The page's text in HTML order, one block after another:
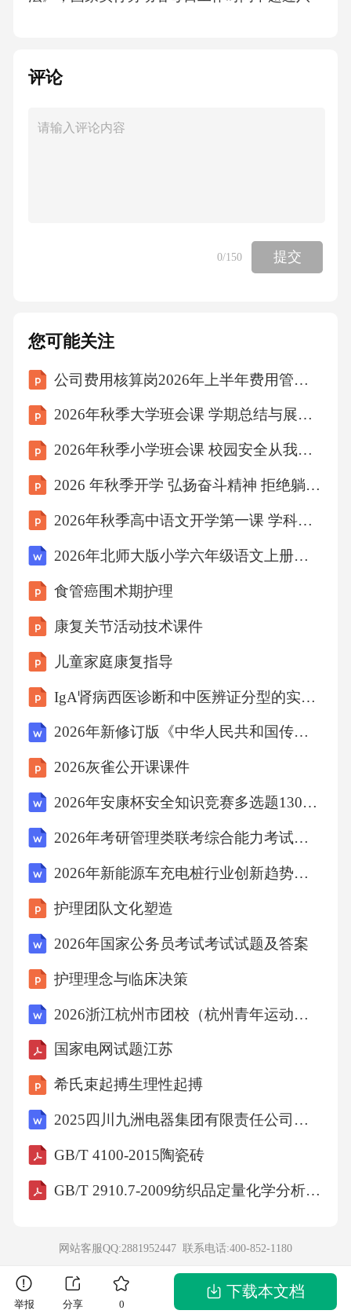
评论
0/150 提交
您可能关注
公司费用核算岗2026年上半年费用管控工作总结
2026年秋季大学班会课 学期总结与展望未来
2026年秋季小学班会课 校园安全从我做起
2026 年秋季开学 弘扬奋斗精神 拒绝躺平懈怠心态
2026年秋季高中语文开学第一课 学科竞赛入门
2026年北师大版小学六年级语文上册第6单元《企盼世界和平的孩子》完整教案
食管癌围术期护理
康复关节活动技术课件
儿童家庭康复指导
IgA肾病西医诊断和中医辨证分型的实践指南
2026年新修订版《中华人民共和国传染病防治法》培训考核试题及
2026灰雀公开课课件
2026年安康杯安全知识竞赛多选题130题含答案
2026年考研管理类联考综合能力考试真题(完整版)
2026年新能源车充电桩行业创新趋势报告
护理团队文化塑造
2026年国家公务员考试考试试题及答案
护理理念与临床决策
2026浙江杭州市团校（杭州青年运动史馆）招聘编外工作人员1人考试参考题库及答案详解
国家电网试题江苏
希氏束起搏生理性起搏
2025四川九洲电器集团有限责任公司招聘光电系统总体工程师（校招）等岗位测试笔试历年参考题库附带答案详解
GB/T 4100-2015陶瓷砖
GB/T 2910.7-2009纺织品定量化学分析第7部分：聚酰胺纤维与某些其他纤维混合物(甲酸法)
网站客服QQ:2881952447 联系电话:400-852-1180
举报 分享 0
下载本文档